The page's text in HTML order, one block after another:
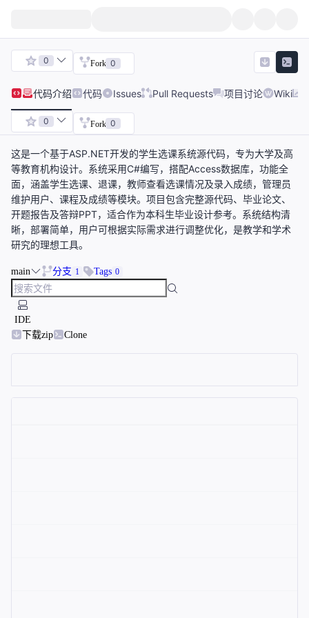
0 Fork 0
代码介绍 代码 Issues Pull Requests 项目讨论 Wiki
0 Fork 0
这是一个基于ASP.NET开发的学生选课系统源代码，专为大学及高
等教育机构设计。系统采用C#编写，搭配Access数据库，功能全
面，涵盖学生选课、退课，教师查看选课情况及录入成绩，管理员
维护用户、课程及成绩等模块。项目包含完整源代码、毕业论文、
开题报告及答辩PPT，适合作为本科生毕业设计参考。系统结构清
晰，部署简单，用户可根据实际需求进行调整优化，是教学和学术
研究的理想工具。
main 分支 1 Tags 0
IDE
下载zip
Clone